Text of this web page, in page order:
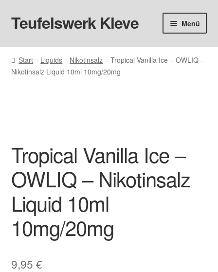
Zur
Navigation
Zum
Inhalt
Teufelswerk Kleve Menü
Startseite
Hardware
Big Puff
Aromen
Basen & Nikotin
Zubehör
Start Liquids Nikotinsalz
Tropical Vanilla Ice – OWLIQ –
Nikotinsalz Liquid 10ml 10mg/20mg
Tropical Vanilla Ice –
OWLIQ – Nikotinsalz
Liquid 10ml
10mg/20mg
9,95 €